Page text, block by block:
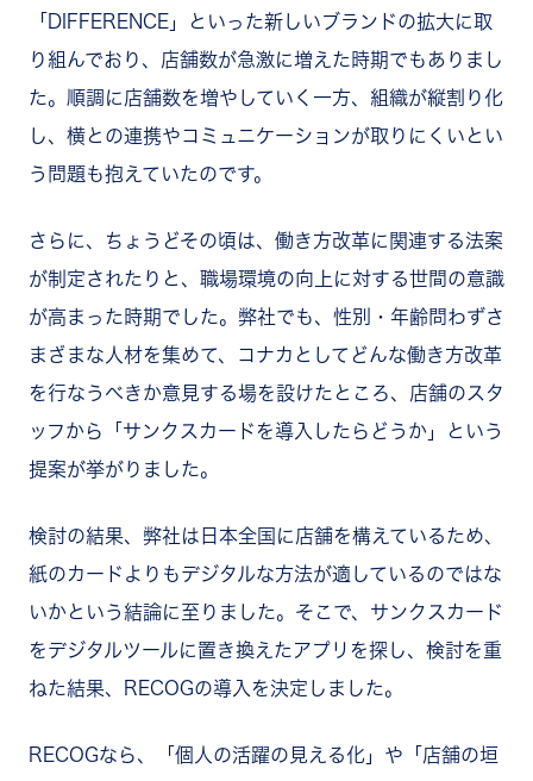
「DIFFERENCE」といった新しいブランドの拡大に取
り組んでおり、店舗数が急激に増えた時期でもありまし
た。順調に店舗数を増やしていく一方、組織が縦割り化
し、横との連携やコミュニケーションが取りにくいとい
う問題も抱えていたのです。
さらに、ちょうどその頃は、働き方改革に関連する法案
が制定されたりと、職場環境の向上に対する世間の意識
が高まった時期でした。弊社でも、性別・年齢問わずさ
まざまな人材を集めて、コナカとしてどんな働き方改革
を行なうべきか意見する場を設けたところ、店舗のスタ
ッフから「サンクスカードを導入したらどうか」という
提案が挙がりました。
検討の結果、弊社は日本全国に店舗を構えているため、
紙のカードよりもデジタルな方法が適しているのではな
いかという結論に至りました。そこで、サンクスカード
をデジタルツールに置き換えたアプリを探し、検討を重
ねた結果、RECOGの導入を決定しました。
RECOGなら、「個人の活躍の見える化」や「店舗の垣